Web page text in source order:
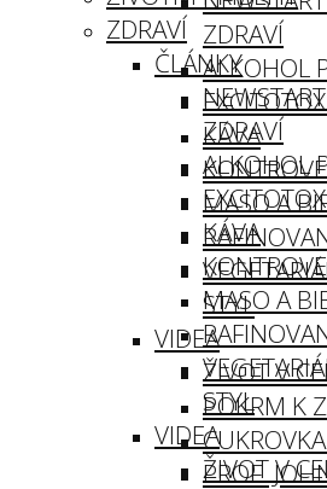
ZDRAVÍ
ALKOHOL
KÁVA
MASO A
STYL
VIDEA
ŽIVOT V
POKRM K
PROF.
ZDRAVÍ
ČLÁNKY
ZDRAVÍ
ALKOHOL
KÁVA
MASO A
STYL
VIDEA
ŽIVOT V